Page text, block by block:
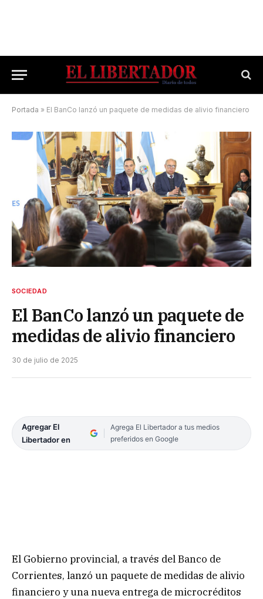
Portada » El BanCo lanzó un paquete de medidas de alivio financiero
SOCIEDAD
El BanCo lanzó un paquete de
medidas de alivio financiero
30 de julio de 2025
Agregar El
Libertador en
Agrega El Libertador a tus medios
preferidos en Google
El Gobierno provincial, a través del Banco de
Corrientes, lanzó un paquete de medidas de alivio
financiero y una nueva entrega de microcréditos